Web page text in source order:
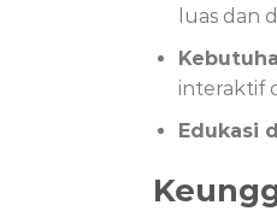
luas dan
interaktif
Edukasi